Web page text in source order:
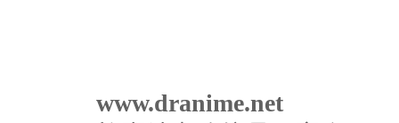
www.dranime.net